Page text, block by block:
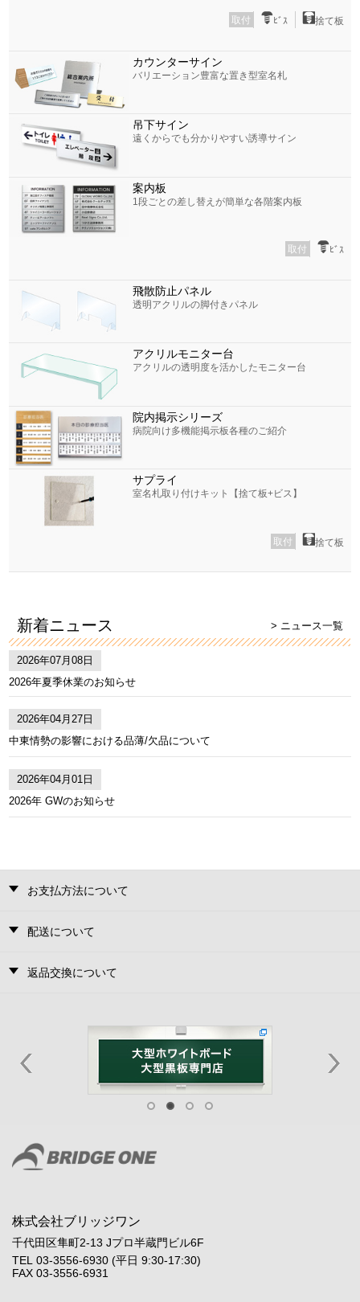
取付 ﾋﾞｽ 捨て板
カウンターサイン
バリエーション豊富な置き型室名札
吊下サイン
遠くからでも分かりやすい誘導サイン
案内板
1段ごとの差し替えが簡単な各階案内板
取付 ﾋﾞｽ
飛散防止パネル
透明アクリルの脚付きパネル
アクリルモニター台
アクリルの透明度を活かしたモニター台
院内掲示シリーズ
病院向け多機能掲示板各種のご紹介
サプライ
室名札取り付けキット【捨て板+ビス】
取付 捨て板
新着ニュース > ニュース一覧
2026年07月08日
2026年夏季休業のお知らせ
2026年04月27日
中東情勢の影響における品薄/欠品について
2026年04月01日
2026年 GWのお知らせ
お支払方法について
配送について
返品交換について
株式会社ブリッジワン
千代田区隼町2-13 Jプロ半蔵門ビル6F
TEL 03-3556-6930 (平日 9:30-17:30)
FAX 03-3556-6931